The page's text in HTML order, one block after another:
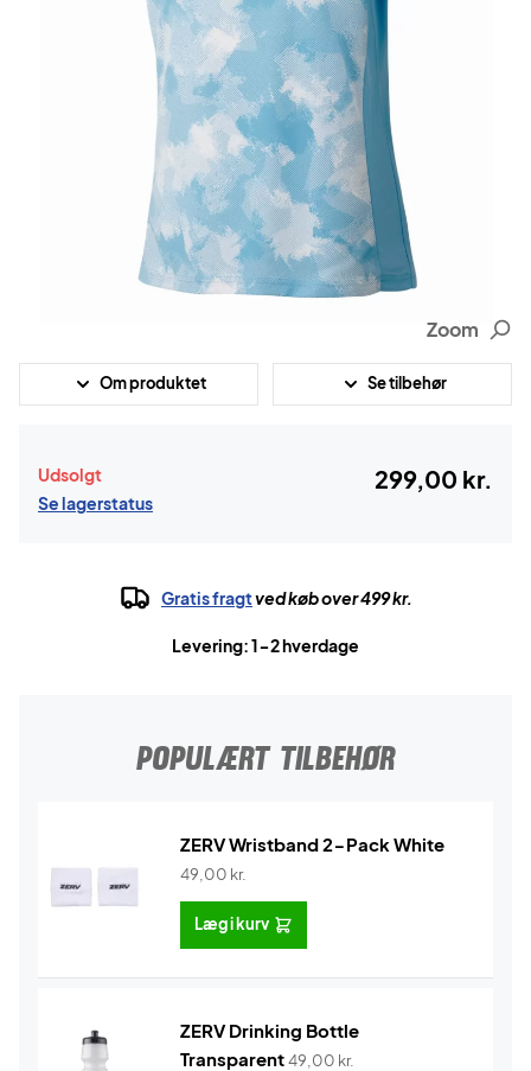
Zoom
Om produktet Se tilbehør
Udsolgt
Se lagerstatus
299,00 kr.
Gratis fragtved køb over 499 kr.
Levering: 1-2 hverdage
POPULÆRT TILBEHØR
ZERV Wristband 2-Pack White
49,00 kr.
Læg i kurv
ZERV Drinking Bottle
Transparent49,00 kr.